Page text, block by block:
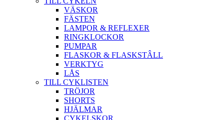
VÄSKOR
FÄSTEN
LAMPOR & REFLEXER
RINGKLOCKOR
PUMPAR
FLASKOR & FLASKSTÂLL
VERKTYG
LÅS
TILL CYKLISTEN
TRÖJOR
SHORTS
HJÄLMAR
CYKELSKOR